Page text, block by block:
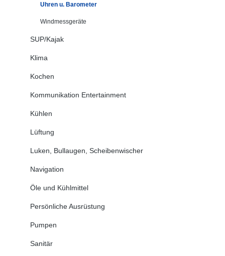
Uhren u. Barometer
Windmessgeräte
SUP/Kajak
Klima
Kochen
Kommunikation Entertainment
Kühlen
Lüftung
Luken, Bullaugen, Scheibenwischer
Navigation
Öle und Kühlmittel
Persönliche Ausrüstung
Pumpen
Sanitär